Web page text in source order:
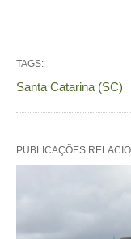
TAGS:
Santa Catarina (SC)
PUBLICAÇÕES